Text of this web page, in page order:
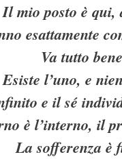
Il mio posto è qui,
esattamente
Va tutto
Esiste l’uno, e
e il sé
è l’interno, il
La sofferenza è